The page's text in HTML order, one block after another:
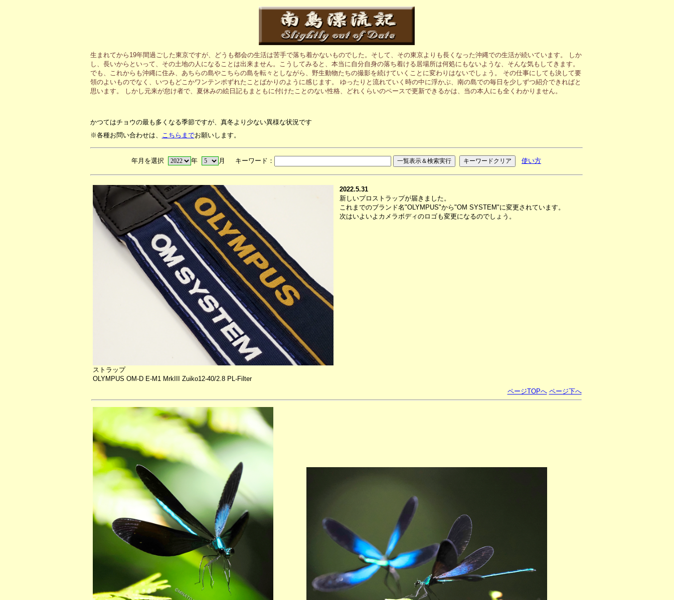
生まれてから19年間過ごした東京ですが、どうも都会の生活は苦手で落ち着かないものでした。そして、その東京よりも長くなった沖縄での生活が続いています。 しか
し、長いからといって、その土地の人になることは出来ません。こうしてみると、本当に自分自身の落ち着ける居場所は何処にもないような、そんな気もしてきます。
でも、これからも沖縄に住み、あちらの島やこちらの島を転々としながら、野生動物たちの撮影を続けていくことに変わりはないでしょう。 その仕事にしても決して要
領のよいものでなく、いつもどこかワンテンポずれたことばかりのように感じます。 ゆったりと流れていく時の中に浮かぶ、南の島での毎日を少しずつ紹介できればと
思います。 しかし元来が怠け者で、夏休みの絵日記もまともに付けたことのない性格、どれくらいのペースで更新できるかは、当の本人にも全くわかりません。
かつてはチョウの最も多くなる季節ですが、真冬より少ない異様な状況です
※各種お問い合わせは、 こちらまでお願いします。
年月を選択 年 月 キーワード： 使い方
ストラップ
OLYMPUS OM-D E-M1 MrkIII Zuiko12-40/2.8 PL-Filter
2022.5.31
新しいプロストラップが届きました。
これまでのブランド名"OLYMPUS"から"OM SYSTEM"に変更されています。
次はいよいよカメラボディのロゴも変更になるのでしょう。
ページTOPへ ページ下へ